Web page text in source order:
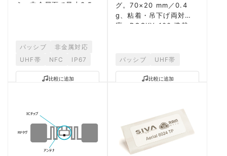
え、非金属面で最大3.5m
パッシブ
非金属対応
UHF帯
NFC IP67
比較に追加
グ。70×20 mm／0.4
g、粘着・吊下げ両対
応。ROCKY-100 搭載、
パッシブ UHF帯
比較に追加